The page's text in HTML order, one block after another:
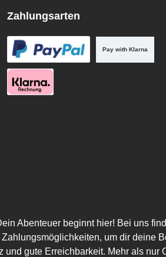
Zahlungsarten
Pay with Klarna
Abenteuer beginnt hier! Bei uns
um dir deine
und gute Erreichbarkeit. Mehr als